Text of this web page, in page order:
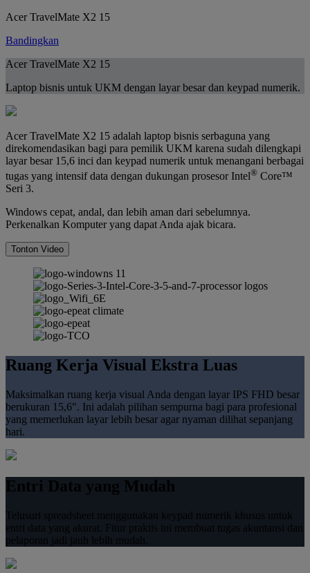
Acer TravelMate X2 15
Bandingkan
Acer TravelMate X2 15
Laptop bisnis untuk UKM dengan layar besar dan keypad numerik.
Acer TravelMate X2 15 adalah laptop bisnis serbaguna yang
direkomendasikan bagi para pemilik UKM karena sudah dilengkapi
layar besar 15,6 inci dan keypad numerik untuk menangani berbagai
tugas yang intensif data dengan dukungan prosesor Intel® Core™
Seri 3.
Windows cepat, andal, dan lebih aman dari sebelumnya.
Perkenalkan Komputer yang dapat Anda ajak bicara.
Tonton Video
Ruang Kerja Visual Ekstra Luas
Maksimalkan ruang kerja visual Anda dengan layar IPS FHD besar
berukuran 15,6". Ini adalah pilihan sempurna bagi para profesional
yang memerlukan layar lebih besar agar nyaman dilihat sepanjang
hari.
Entri Data yang Mudah
Telusuri spreadsheet menggunakan keypad numerik khusus untuk
entri data yang akurat. Fitur praktis ini membuat tugas akuntansi dan
pelaporan jadi jauh lebih mudah.